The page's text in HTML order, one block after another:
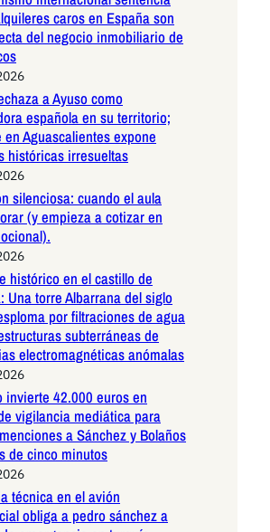
caros en España son
del negocio inmobiliario de
a Ayuso como
española en su territorio;
en Aguascalientes expone
históricas irresueltas
silenciosa: cuando el aula
(y empieza a cotizar en
histórico en el castillo de
Una torre Albarrana del siglo
por filtraciones de agua
subterráneas de
electromagnéticas anómalas
invierte 42.000 euros en
vigilancia mediática para
a Sánchez y Bolaños
de cinco minutos
técnica en el avión
obliga a pedro sánchez a